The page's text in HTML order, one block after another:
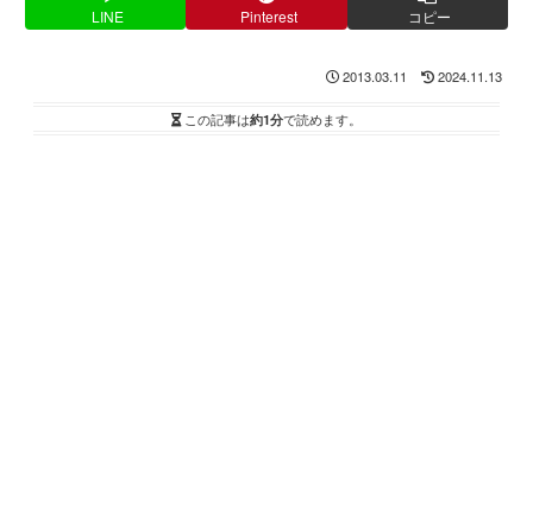
LINE Pinterest コピー
2013.03.11 2024.11.13
この記事は約1分で読めます。